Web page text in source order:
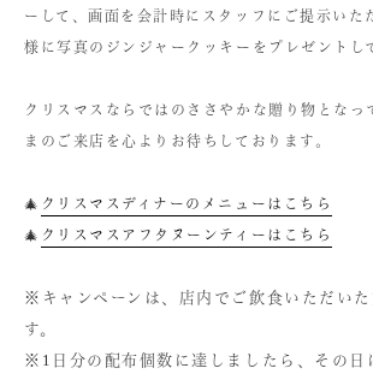
ーして、画面を会計時にスタッフにご提示いた
様に写真のジンジャークッキーをプレゼントし
クリスマスならではのささやかな贈り物となっ
まのご来店を心よりお待ちしております。
🎄 クリスマスディナーのメニューはこちら
🎄 クリスマスアフタヌーンティーはこちら
※キャンペーンは、店内でご飲食いただいた
す。
※1日分の配布個数に達しましたら、その日